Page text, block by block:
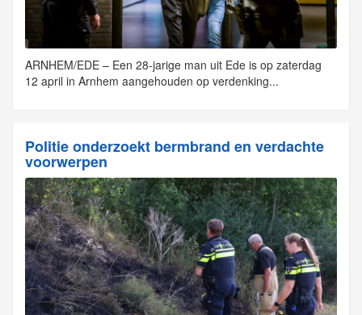
ARNHEM/EDE – Een 28-jarige man uit Ede is op zaterdag
12 april in Arnhem aangehouden op verdenking...
Politie onderzoekt bermbrand en verdachte
voorwerpen